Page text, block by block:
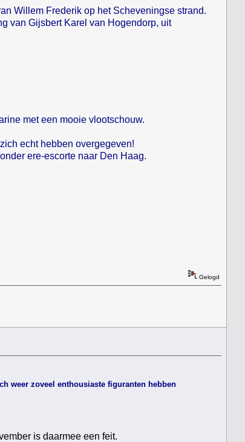
Willem Frederik op het Scheveningse strand.
van Gijsbert Karel van Hogendorp, uit
met een mooie vlootschouw.
echt hebben overgegeven!
ere-escorte naar Den Haag.
Gelogd
weer zoveel enthousiaste figuranten hebben
is daarmee een feit.